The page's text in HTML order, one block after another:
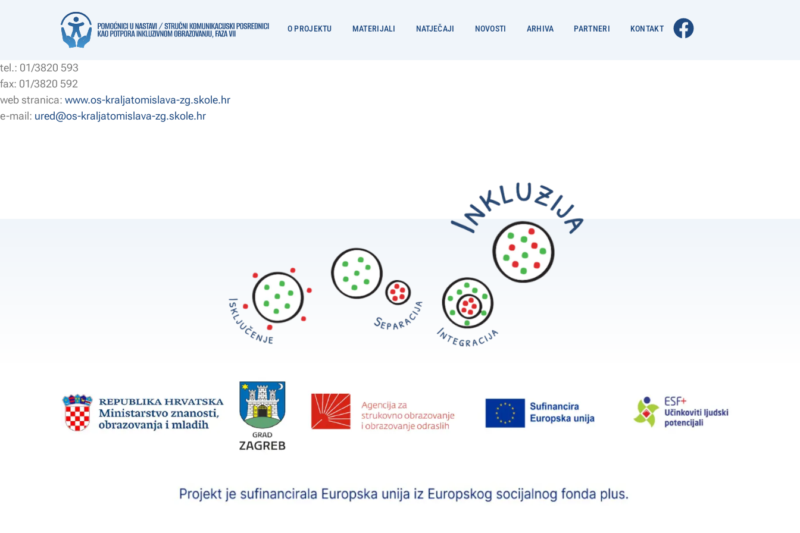
O PROJEKTU MATERIJALI NATJEČAJI NOVOSTI ARHIVA PARTNERI KONTAKT
Nova cesta 92, 10 000 Zagreb
tel.: 01/3820 593
fax: 01/3820 592
web stranica: www.os-kraljatomislava-zg.skole.hr
e-mail: ured@os-kraljatomislava-zg.skole.hr